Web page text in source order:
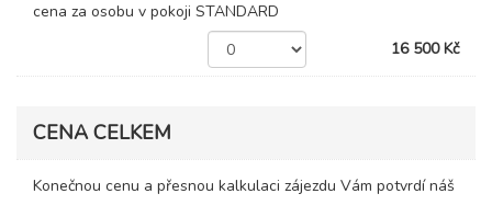
cena za osobu v pokoji STANDARD
16 500 Kč
CENA CELKEM
Konečnou cenu a přesnou kalkulaci zájezdu Vám potvrdí náš